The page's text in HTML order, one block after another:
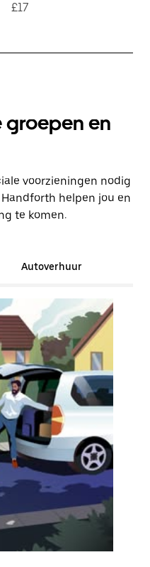
£17
groepen en
voorzieningen nodig
helpen jou en
te komen.
Autoverhuur